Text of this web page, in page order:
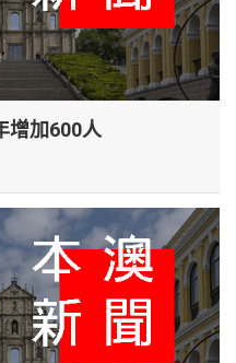
增加600人